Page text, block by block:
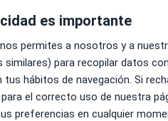
Aseguradoras
es importante
permites a nosotros y a
similares) para recopilar datos
tus hábitos de navegación. Si
el correcto uso de nuestra
preferencias en cualquier